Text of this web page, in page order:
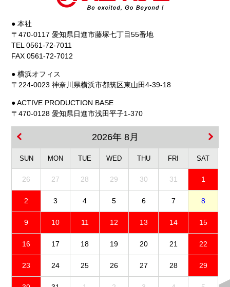
● 本社
〒470-0117 愛知県日進市藤塚七丁目55番地
TEL 0561-72-7011
FAX 0561-72-7012
● 横浜オフィス
〒224-0023 神奈川県横浜市都筑区東山田4-39-18
● ACTIVE PRODUCTION BASE
〒470-0128 愛知県日進市浅田平子1-370
2026年 8月
SUN MON TUE WED THU FRI SAT
26 27 28 29 30 31 1
2 3 4 5 6 7 8
9 10 11 12 13 14 15
16 17 18 19 20 21 22
23 24 25 26 27 28 29